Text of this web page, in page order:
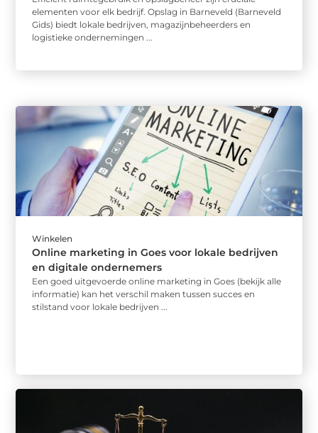
elementen voor elk bedrijf. Opslag in Barneveld (Barneveld
Gids) biedt lokale bedrijven, magazijnbeheerders en
logistieke ondernemingen ...
Winkelen
Online marketing in Goes voor lokale bedrijven
en digitale ondernemers
Een goed uitgevoerde online marketing in Goes (bekijk alle
informatie) kan het verschil maken tussen succes en
stilstand voor lokale bedrijven ...